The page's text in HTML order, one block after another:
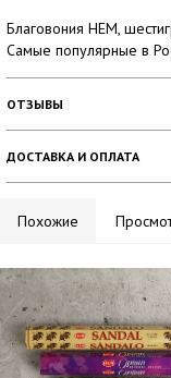
Благовония HEM,
Самые популярные в
ОТЗЫВЫ
ДОСТАВКА И ОПЛАТА
Похожие